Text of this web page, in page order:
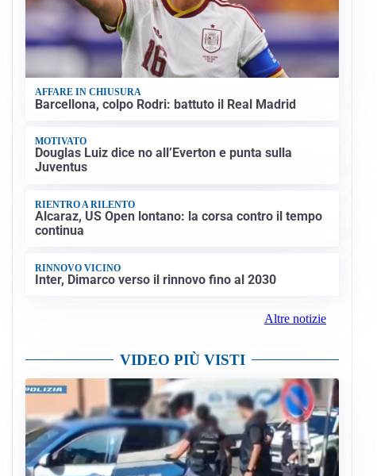
AFFARE IN CHIUSURA
Barcellona, colpo Rodri: battuto il Real Madrid
MOTIVATO
Douglas Luiz dice no all’Everton e punta sulla
Juventus
RIENTRO A RILENTO
Alcaraz, US Open lontano: la corsa contro il tempo
continua
RINNOVO VICINO
Inter, Dimarco verso il rinnovo fino al 2030
Altre notizie
VIDEO PIÙ VISTI